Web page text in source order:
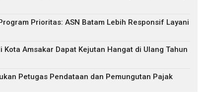
Prioritas: ASN Batam Lebih Responsif Layani
Kota Amsakar Dapat Kejutan Hangat di Ulang Tahun
Petugas Pendataan dan Pemungutan Pajak